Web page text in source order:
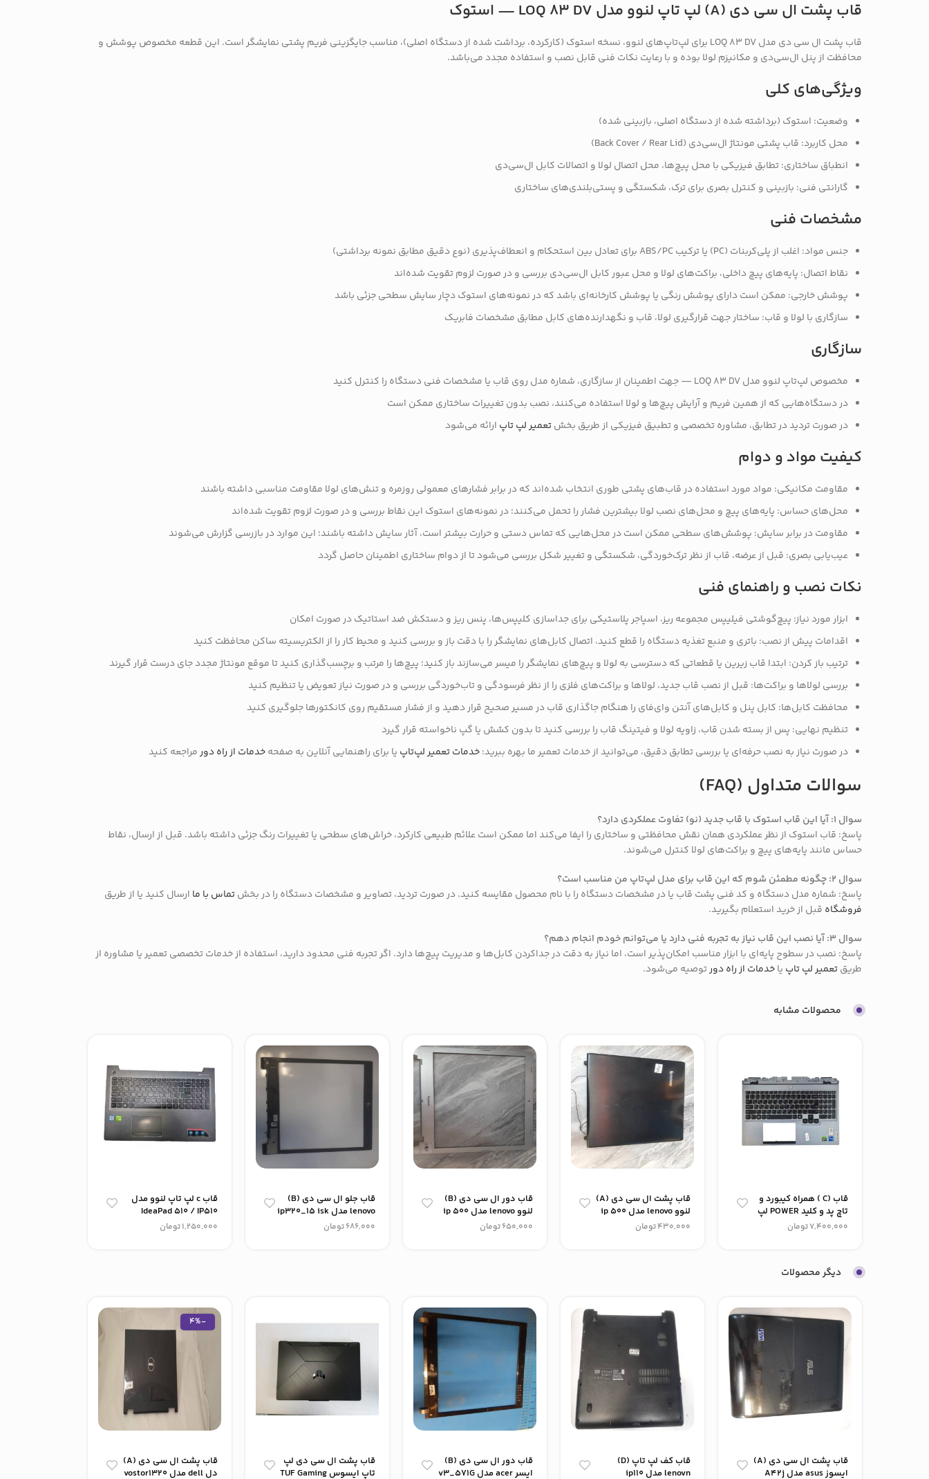
قاب پشت ال سی دی (A) لپ تاپ لنوو مدل LOQ 83 DV — استوک
قاب پشت ال سی دی مدل LOQ 83 DV برای لپ‌تاپ‌های لنوو، نسخه استوک (کارکرده، برداشت شده از دستگاه اصلی)، مناسب جایگزینی فریم پشتی نمایشگر است. این قطعه مخصوص پوشش و
محافظت از پنل ال‌سی‌دی و مکانیزم لولا بوده و با رعایت نکات فنی قابل نصب و استفاده مجدد می‌باشد.
ویژگی‌های کلی
وضعیت: استوک (برداشته شده از دستگاه اصلی، بازبینی شده)
محل کاربرد: قاب پشتی مونتاژ ال‌سی‌دی (Back Cover / Rear Lid)
انطباق ساختاری: تطابق فیزیکی با محل پیچ‌ها، محل اتصال لولا و اتصالات کابل ال‌سی‌دی
گارانتی فنی: بازبینی و کنترل بصری برای ترک، شکستگی و پستی‌بلندی‌های ساختاری
مشخصات فنی
جنس مواد: اغلب از پلی‌کربنات (PC) یا ترکیب ABS/PC برای تعادل بین استحکام و انعطاف‌پذیری (نوع دقیق مطابق نمونه برداشتی)
نقاط اتصال: پایه‌های پیچ داخلی، براکت‌های لولا و محل عبور کابل ال‌سی‌دی بررسی و در صورت لزوم تقویت شده‌اند
پوشش خارجی: ممکن است دارای پوشش رنگی یا پوشش کارخانه‌ای باشد که در نمونه‌های استوک دچار سایش سطحی جزئی باشد
سازگاری با لولا و قاب: ساختار جهت قرارگیری لولا، قاب و نگهدارنده‌های کابل مطابق مشخصات فابریک
سازگاری
مخصوص لپ‌تاپ لنوو مدل LOQ 83 DV — جهت اطمینان از سازگاری، شماره مدل روی قاب یا مشخصات فنی دستگاه را کنترل کنید
در دستگاه‌هایی که از همین فریم و آرایش پیچ‌ها و لولا استفاده می‌کنند، نصب بدون تغییرات ساختاری ممکن است
در صورت تردید در تطابق، مشاوره تخصصی و تطبیق فیزیکی از طریق بخشتعمیر لپ تاپ ارائه می‌شود
کیفیت مواد و دوام
مقاومت مکانیکی: مواد مورد استفاده در قاب‌های پشتی طوری انتخاب شده‌اند که در برابر فشارهای معمولی روزمره و تنش‌های لولا مقاومت مناسبی داشته باشند
محل‌های حساس: پایه‌های پیچ و محل‌های نصب لولا بیشترین فشار را تحمل می‌کنند؛ در نمونه‌های استوک این نقاط بررسی و در صورت لزوم تقویت شده‌اند
مقاومت در برابر سایش: پوشش‌های سطحی ممکن است در محل‌هایی که تماس دستی و حرارت بیشتر است، آثار سایش داشته باشند؛ این موارد در بازرسی گزارش می‌شوند
عیب‌یابی بصری: قبل از عرضه، قاب از نظر ترک‌خوردگی، شکستگی و تغییر شکل بررسی می‌شود تا از دوام ساختاری اطمینان حاصل گردد
نکات نصب و راهنمای فنی
ابزار مورد نیاز: پیچ‌گوشتی فیلیپس مجموعه ریز، اسپاجر پلاستیکی برای جداسازی کلیپس‌ها، پنس ریز و دستکش ضد استاتیک در صورت امکان
اقدامات پیش از نصب: باتری و منبع تغذیه دستگاه را قطع کنید، اتصال کابل‌های نمایشگر را با دقت باز و بررسی کنید و محیط کار را از الکتریسیته ساکن محافظت کنید
ترتیب باز کردن: ابتدا قاب زیرین یا قطعاتی که دسترسی به لولا و پیچ‌های نمایشگر را میسر می‌سازند باز کنید؛ پیچ‌ها را مرتب و برچسب‌گذاری کنید تا موقع مونتاژ مجدد جای درست قرار گیرند
بررسی لولاها و براکت‌ها: قبل از نصب قاب جدید، لولاها و براکت‌های فلزی را از نظر فرسودگی و تاب‌خوردگی بررسی و در صورت نیاز تعویض یا تنظیم کنید
محافظت کابل‌ها: کابل پنل و کابل‌های آنتن وای‌فای را هنگام جاگذاری قاب در مسیر صحیح قرار دهید و از فشار مستقیم روی کانکتورها جلوگیری کنید
تنظیم نهایی: پس از بسته شدن قاب، زاویه لولا و فیتینگ قاب را بررسی کنید تا بدون کشش یا گپ ناخواسته قرار گیرد
در صورت نیاز به نصب حرفه‌ای یا بررسی تطابق دقیق، می‌توانید از خدمات تعمیر ما بهره ببرید:خدمات تعمیر لپ‌تاپ یا برای راهنمایی آنلاین به صفحهخدمات از راه دورمراجعه کنید
سوالات متداول (FAQ)
سوال ۱: آیا این قاب استوک با قاب جدید (نو) تفاوت عملکردی دارد؟
پاسخ: قاب استوک از نظر عملکردی همان نقش محافظتی و ساختاری را ایفا می‌کند اما ممکن است علائم طبیعی کارکرد، خراش‌های سطحی یا تغییرات رنگ جزئی داشته باشد. قبل از ارسال، نقاط
حساس مانند پایه‌های پیچ و براکت‌های لولا کنترل می‌شوند.
سوال ۲: چگونه مطمئن شوم که این قاب برای مدل لپ‌تاپ من مناسب است؟
پاسخ: شماره مدل دستگاه و کد فنی پشت قاب یا در مشخصات دستگاه را با نام محصول مقایسه کنید. در صورت تردید، تصاویر و مشخصات دستگاه را در بخشتماس با ما ارسال کنید یا از طریق
فروشگاه قبل از خرید استعلام بگیرید.
سوال ۳: آیا نصب این قاب نیاز به تجربه فنی دارد یا می‌توانم خودم انجام دهم؟
پاسخ: نصب در سطوح پایه‌ای با ابزار مناسب امکان‌پذیر است، اما نیاز به دقت در جداکردن کابل‌ها و مدیریت پیچ‌ها دارد. اگر تجربه فنی محدود دارید، استفاده از خدمات تخصصی تعمیر یا مشاوره از
طریقتعمیر لپ تاپ یاخدمات از راه دورتوصیه می‌شود.
محصولات مشابه
قاب (C ) همراه کیبورد و
تاچ پد و کلید POWER لپ
تاپ لنوو مدل LOQ 83DV
7,400,000تومان
قاب پشت ال سی دی (A)
لنوو lenovo مدل ip 500
430,000تومان
قاب دور ال سی دی (B)
لنوو lenovo مدل ip 500
650,000تومان
قاب جلو ال سی دی (B)
lenovo مدل ip320_15 isk
blak
686,000تومان
قاب c لپ تاپ لنوو مدل
IdeaPad 510 / IP510
1,250,000تومان
دیگر محصولات
قاب پشت ال سی دی (A)
ایسوز asus مدل A42j
قاب کف لپ تاپ (D)
lenovn مدل ip110
قاب دور ال سی دی (B)
ایسر acer مدل v3_571G
قاب پشت ال سی دی لپ
تاپ ایسوس TUF Gaming
-4%
قاب پشت ال سی دی (A)
دل dell مدل vostor1320